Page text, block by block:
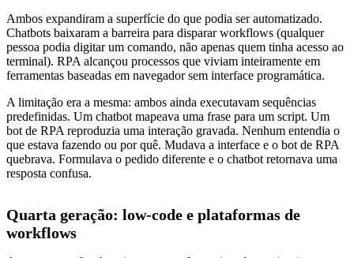
Ambos expandiram a superfície do que podia ser automatizado.
Chatbots baixaram a barreira para disparar workflows (qualquer
pessoa podia digitar um comando, não apenas quem tinha acesso ao
terminal). RPA alcançou processos que viviam inteiramente em
ferramentas baseadas em navegador sem interface programática.
A limitação era a mesma: ambos ainda executavam sequências
predefinidas. Um chatbot mapeava uma frase para um script. Um
bot de RPA reproduzia uma interação gravada. Nenhum entendia o
que estava fazendo ou por quê. Mudava a interface e o bot de RPA
quebrava. Formulava o pedido diferente e o chatbot retornava uma
resposta confusa.
Quarta geração: low-code e plataformas de
workflows